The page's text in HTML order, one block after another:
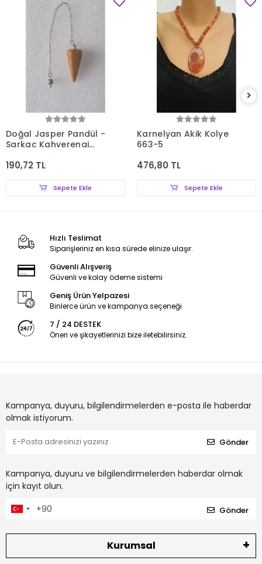
Doğal Jasper Pandül -
Sarkaç Kahverengi
190,72 TL
Sepete Ekle
Karnelyan Akik Kolye
663-5
476,80 TL
Sepete Ekle
Hızlı Teslimat
Siparişleriniz en kısa sürede elinize ulaşır.
Güvenli Alışveriş
Güvenli ve kolay ödeme sistemi
Geniş Ürün Yelpazesi
Binlerce ürün ve kampanya seçeneği
7 / 24 DESTEK
Öneri ve şikayetlerinizi bize iletebilirsiniz.
Kampanya, duyuru, bilgilendirmelerden e-posta ile haberdar
olmak istiyorum.
Gönder
Kampanya, duyuru ve bilgilendirmelerden haberdar olmak
için kayıt olun.
Gönder
Kurumsal